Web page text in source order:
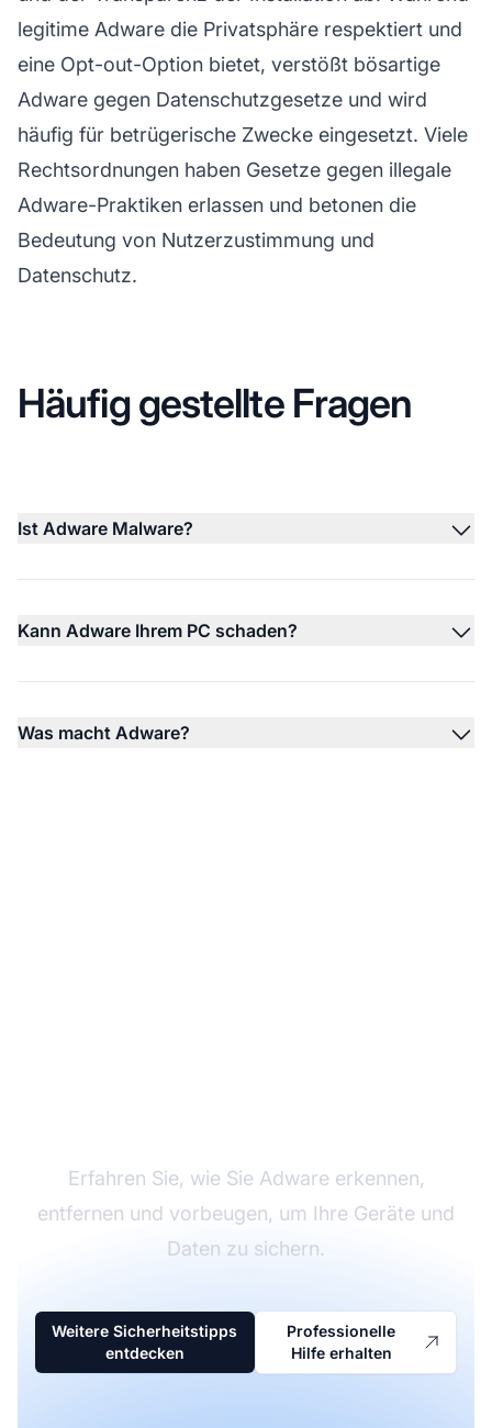
legitime Adware die Privatsphäre respektiert und
eine Opt-out-Option bietet, verstößt bösartige
Adware gegen Datenschutzgesetze und wird
häufig für betrügerische Zwecke eingesetzt. Viele
Rechtsordnungen haben Gesetze gegen illegale
Adware-Praktiken erlassen und betonen die
Bedeutung von Nutzerzustimmung und
Datenschutz.
Häufig gestellte Fragen
Ist Adware Malware?
Kann Adware Ihrem PC schaden?
Was macht Adware?
Erfahren Sie, wie Sie Adware erkennen,
entfernen und vorbeugen, um Ihre Geräte und
Daten zu sichern.
Weitere Sicherheitstipps
entdecken
Professionelle
Hilfe erhalten